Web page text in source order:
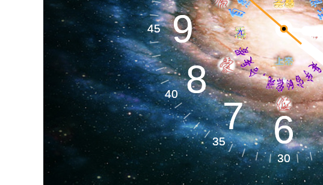
生命天文​
30
35
40
45
6
7
8
9
30
35
40
45
6
7
8
9
生命空间​
生命材料​
生命能源​